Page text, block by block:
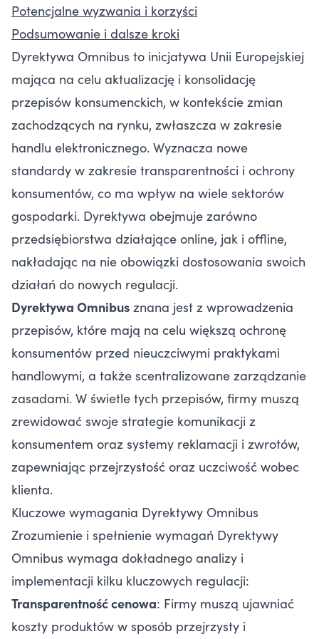
Potencjalne wyzwania i korzyści
Podsumowanie i dalsze kroki
Dyrektywa Omnibus to inicjatywa Unii Europejskiej
mająca na celu aktualizację i konsolidację
przepisów konsumenckich, w kontekście zmian
zachodzących na rynku, zwłaszcza w zakresie
handlu elektronicznego. Wyznacza nowe
standardy w zakresie transparentności i ochrony
konsumentów, co ma wpływ na wiele sektorów
gospodarki. Dyrektywa obejmuje zarówno
przedsiębiorstwa działające online, jak i offline,
nakładając na nie obowiązki dostosowania swoich
działań do nowych regulacji.
Dyrektywa Omnibus znana jest z wprowadzenia
przepisów, które mają na celu większą ochronę
konsumentów przed nieuczciwymi praktykami
handlowymi, a także scentralizowane zarządzanie
zasadami. W świetle tych przepisów, firmy muszą
zrewidować swoje strategie komunikacji z
konsumentem oraz systemy reklamacji i zwrotów,
zapewniając przejrzystość oraz uczciwość wobec
klienta.
Kluczowe wymagania Dyrektywy Omnibus
Zrozumienie i spełnienie wymagań Dyrektywy
Omnibus wymaga dokładnego analizy i
implementacji kilku kluczowych regulacji:
Transparentność cenowa: Firmy muszą ujawniać
koszty produktów w sposób przejrzysty i